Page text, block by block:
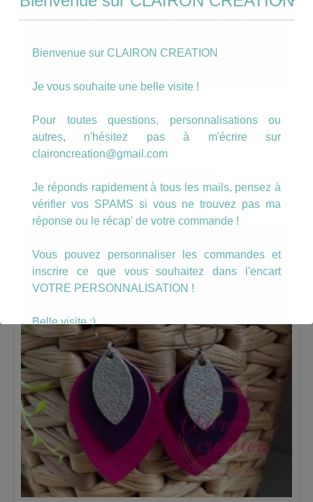
Boucles en feuilles de CUIR (54)
16.00€
AJOUTER AU PANIER
Bienvenue sur CLAIRON CREATION
Je vous souhaite une belle visite !
Pour toutes questions, personnalisations ou
autres, n'hésitez pas à m'écrire sur
claironcreation@gmail.com
Je réponds rapidement à tous les mails, pensez à
vérifier vos SPAMS si vous ne trouvez pas ma
réponse ou le récap' de votre commande !
Vous pouvez personnaliser les commandes et
inscrire ce que vous souhaitez dans l'encart
VOTRE PERSONNALISATION !
Belle visite :)